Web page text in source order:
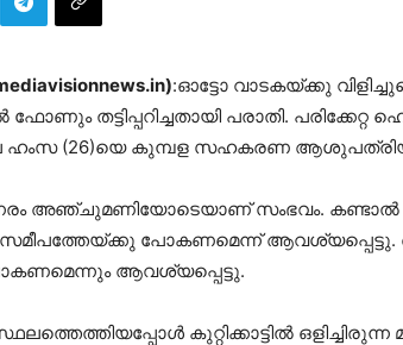
:ഓട്ടോ വാടകയ്‌ക്കു
തട്ടിപ്പറിച്ചതായി പരാതി.
ഹംസ (26)യെ കുമ്പള സഹകരണ
അഞ്ചുമണിയോടെയാണ്‌ സംഭവം. കണ്ടാല്‍
പോകണമെന്ന്‌ ആവശ്യപ്പെട്ടു.
ആവശ്യപ്പെട്ടു.
കുറ്റിക്കാട്ടില്‍